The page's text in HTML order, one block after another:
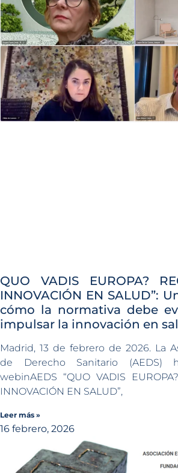
QUO VADIS EUROPA?
INNOVACIÓN EN SALUD”:
cómo la normativa debe
impulsar la innovación en
Madrid, 13 de febrero de 2026. La
de Derecho Sanitario (AEDS)
webinAEDS “QUO VADIS
INNOVACIÓN EN SALUD”,
Leer más »
16 febrero, 2026